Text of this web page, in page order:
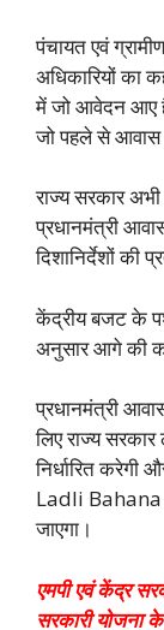
पंचायत एवं
अधिकारियों का
में जो आवेदन आए
जो पहले से आवास
राज्य सरकार
प्रधानमंत्री
दिशानिर्देशों की
केंद्रीय बजट के
अनुसार आगे की
प्रधानमंत्री
लिए राज्य
निर्धारित करेगी
Ladli Bahana
जाएगा।
एमपी एवं केंद्र
सरकारी योजना